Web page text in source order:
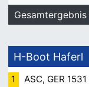
Gesamtergebnis
H-Boot Haferl
1 ASC, GER 1531